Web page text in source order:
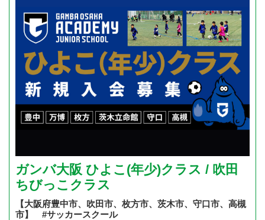
ガンバ大阪 ひよこ(年少)クラス / 吹田
ちびっこクラス
【大阪府豊中市、吹田市、枚方市、茨木市、守口市、高槻
市】 #サッカースクール